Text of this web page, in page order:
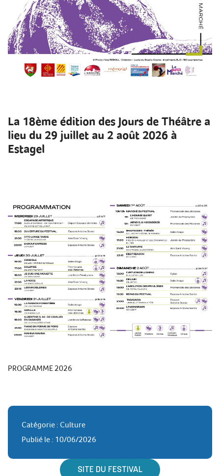
La 18ème édition des Jours de Théâtre a
lieu du 29 juillet au 2 août 2026 à
Estagel
PROGRAMME 2026
Catégorie : Culture
Publié le : 10/06/2026
SITE DU FESTIVAL